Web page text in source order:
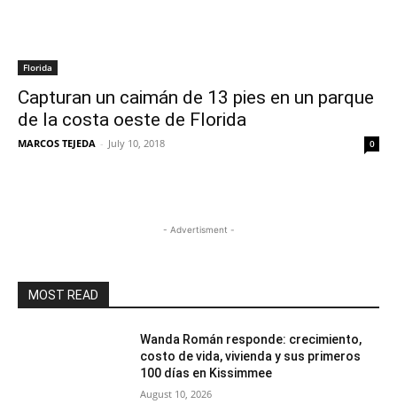
Florida
Capturan un caimán de 13 pies en un parque
de la costa oeste de Florida
MARCOS TEJEDA - July 10, 2018 0
- Advertisment -
MOST READ
Wanda Román responde: crecimiento,
costo de vida, vivienda y sus primeros
100 días en Kissimmee
August 10, 2026